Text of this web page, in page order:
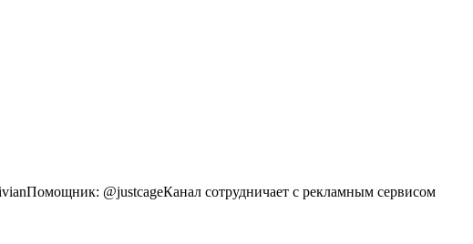
@justcageКанал сотрудничает с рекламным сервисом